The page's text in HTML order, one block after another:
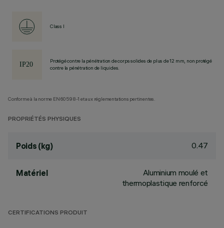
Class I
Protégé contre la pénétration de corps solides de plus de 12 mm, non protégé
contre la pénétration de liquides.
Conforme à la norme EN60598-1 et aux réglementations pertinentes.
PROPRIÉTÉS PHYSIQUES
Poids (kg) 0.47
Matériel
Aluminium moulé et
thermoplastique renforcé
CERTIFICATIONS PRODUIT